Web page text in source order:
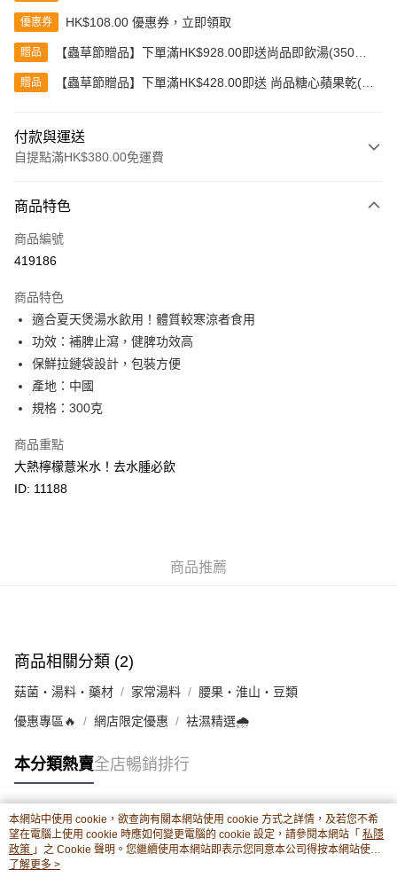
優惠券 HK$108.00 優惠券，立即領取
贈品
【蟲草節贈品】下單滿HK$928.00即送尚品即飲湯(350克)
贈品
【蟲草節贈品】下單滿HK$428.00即送 尚品糖心蘋果乾(80
付款與運送
自提點滿HK$380.00免運費
信用卡
Apple Pay
AlipayHK
PayMe
WeChat Pay
BoC Pay
其他轉帳方式
相關說明
轉數快識別碼(FPS ID)：4042362 中國銀行戶口：012-875-1-240680-7 匯
物流公司會改派其他自取點或其他配送方式。)
每筆HK$80.00，滿HK$380.00或以上免運費
每筆HK$80.00，滿HK$380.00或以上免運費
商品特色
商品編號
419186
商品特色
適合夏天煲湯水飲用！體質較寒涼者食用
功效：補脾止瀉，健脾功效高
保鮮拉鏈袋設計，包裝方便
產地：中國
規格：300克
商品重點
大熱檸檬薏米水！去水腫必飲
ID: 11188
商品推薦
商品相關分類 (2)
菇菌・湯料・藥材 家常湯料 腰果・淮山・豆類
優惠專區🔥 網店限定優惠 袪濕精選🌧️
本分類熱賣全店暢銷排行
熱門標籤
熱銷排行
本網站中使用 cookie，欲查詢有關本網站使用 cookie 方式之詳情，及若您不希
望在電腦上使用 cookie 時應如何變更電腦的 cookie 設定，請參閱本網站「 私隱
政策 」之 Cookie 聲明。您繼續使用本網站即表示您同意本公司得按本網站使用
條款之 Cookie 聲明使用 cookie。
了解更多 >